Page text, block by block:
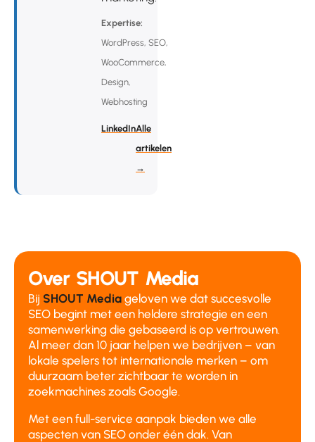
Expertise:
WordPress, SEO,
WooCommerce,
Design,
Webhosting
LinkedInAlle
artikelen
→
Over SHOUT Media
Bij SHOUT Media geloven we dat succesvolle
SEO begint met een heldere strategie en een
samenwerking die gebaseerd is op vertrouwen.
Al meer dan 10 jaar helpen we bedrijven – van
lokale spelers tot internationale merken – om
duurzaam beter zichtbaar te worden in
zoekmachines zoals Google.
Met een full-service aanpak bieden we alle
aspecten van SEO onder één dak. Van